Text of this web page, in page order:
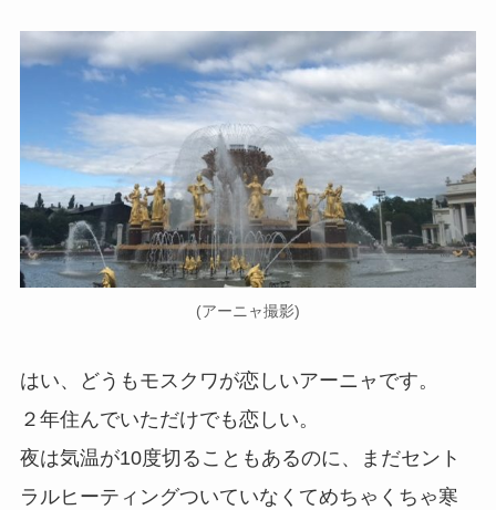
(アーニャ撮影)
はい、どうもモスクワが恋しいアーニャです。
２年住んでいただけでも恋しい。
夜は気温が10度切ることもあるのに、まだセント
ラルヒーティングついていなくてめちゃくちゃ寒